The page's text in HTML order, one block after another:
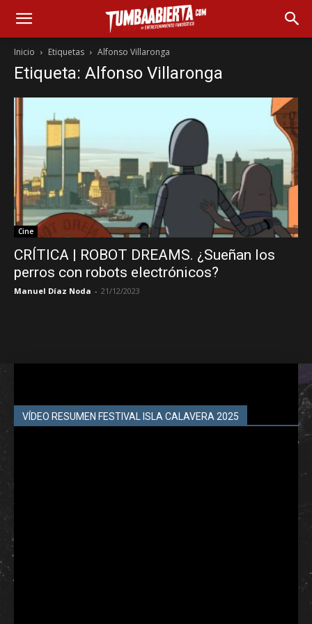
Inicio Etiquetas Alfonso Villaronga
Etiqueta: Alfonso Villaronga
Cine
CRÍTICA | ROBOT DREAMS. ¿Sueñan los
perros con robots electrónicos?
Manuel Díaz Noda - 21/12/2023
VÍDEO RESUMEN FESTIVAL ISLA CALAVERA 2025